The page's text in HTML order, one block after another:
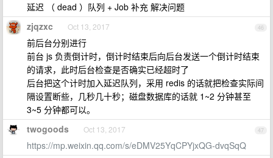
延迟 （ dead ）队列 + Job 补充 解决问题
46
zjqzxc Oct 13, 2017
前后台分别进行
前台 js 负责倒计时，倒计时结束后向后台发送一个倒计时结束
的请求，此时后台检查是否确实已经超时了
后台把这个计时加入延迟队列，采用 redis 的话就把检查实际间
隔设置断些，几秒几十秒；磁盘数据库的话就 1~2 分钟甚至
3~5 分钟都可以。
47
twogoods Oct 13, 2017
https://mp.weixin.qq.com/s/eDMV25YqCPYjxQG-dvqSqQ